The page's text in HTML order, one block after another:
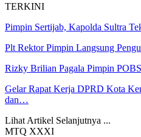
TERKINI
Pimpin Sertijab, Kapolda Sultra
Plt Rektor Pimpin Langsung
Rizky Brilian Pagala Pimpin
Gelar Rapat Kerja DPRD Kota
dan…
Lihat Artikel Selanjutnya ...
MTQ XXXI